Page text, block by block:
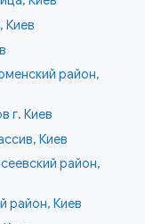
Киев
район,
г. Киев
Киев
район,
район, Киев